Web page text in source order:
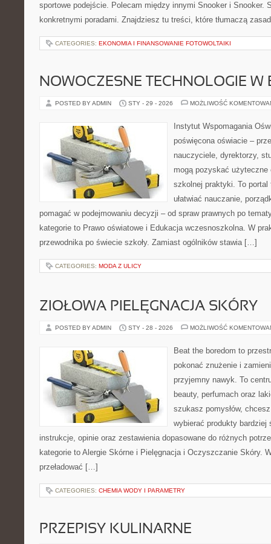
sportowe podejście. Polecam między innymi Snooker i Snooker.
konkretnymi poradami. Znajdziesz tu treści, które tłumaczą
CATEGORIES: EKONOMIA I FINANSOWANIE FOTOWOLTAIKI
NOWOCZESNE TECHNOLOGIE W
POSTED BY ADMIN STY - 29 - 2026 MOŻLIWOŚĆ
Instytut Wspomagania
poświęcona oświacie –
nauczyciele, dyrektorzy,
mogą pozyskać użyteczne
szkolnej praktyki. To
ułatwiać nauczanie,
pomagać w podejmowaniu decyzji – od spraw prawnych po
kategorie to Prawo oświatowe i Edukacja wczesnoszkolna. W
przewodnika po świecie szkoły. Zamiast ogólników stawia […]
CATEGORIES: MODA Z ULICY
ZIOŁOWA PIELĘGNACJA SKÓRY
POSTED BY ADMIN STY - 28 - 2026 MOŻLIWOŚĆ
Beat the boredom to
pokonać znużenie i
przyjemny nawyk. To
beauty, perfumach oraz
szukasz pomysłów,
wybierać produkty bardziej
instrukcje, opinie oraz zestawienia dopasowane do różnych
kategorie to Alergie Skórne i Pielęgnacja i Oczyszczanie Skóry.
przeładować […]
CATEGORIES: CHEMIA WODY I PARAMETRY
PRZEPISY KULINARNE